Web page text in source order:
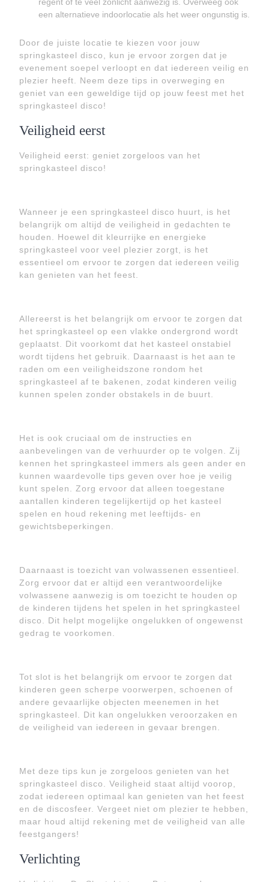
een alternatieve indoorlocatie als het weer ongunstig is.
Door de juiste locatie te kiezen voor jouw
springkasteel disco, kun je ervoor zorgen dat je
evenement soepel verloopt en dat iedereen veilig en
plezier heeft. Neem deze tips in overweging en
geniet van een geweldige tijd op jouw feest met het
springkasteel disco!
Veiligheid eerst
Veiligheid eerst: geniet zorgeloos van het
springkasteel disco!
Wanneer je een springkasteel disco huurt, is het
belangrijk om altijd de veiligheid in gedachten te
houden. Hoewel dit kleurrijke en energieke
springkasteel voor veel plezier zorgt, is het
essentieel om ervoor te zorgen dat iedereen veilig
kan genieten van het feest.
Allereerst is het belangrijk om ervoor te zorgen dat
het springkasteel op een vlakke ondergrond wordt
geplaatst. Dit voorkomt dat het kasteel onstabiel
wordt tijdens het gebruik. Daarnaast is het aan te
raden om een veiligheidszone rondom het
springkasteel af te bakenen, zodat kinderen veilig
kunnen spelen zonder obstakels in de buurt.
Het is ook cruciaal om de instructies en
aanbevelingen van de verhuurder op te volgen. Zij
kennen het springkasteel immers als geen ander en
kunnen waardevolle tips geven over hoe je veilig
kunt spelen. Zorg ervoor dat alleen toegestane
aantallen kinderen tegelijkertijd op het kasteel
spelen en houd rekening met leeftijds- en
gewichtsbeperkingen.
Daarnaast is toezicht van volwassenen essentieel.
Zorg ervoor dat er altijd een verantwoordelijke
volwassene aanwezig is om toezicht te houden op
de kinderen tijdens het spelen in het springkasteel
disco. Dit helpt mogelijke ongelukken of ongewenst
gedrag te voorkomen.
Tot slot is het belangrijk om ervoor te zorgen dat
kinderen geen scherpe voorwerpen, schoenen of
andere gevaarlijke objecten meenemen in het
springkasteel. Dit kan ongelukken veroorzaken en
de veiligheid van iedereen in gevaar brengen.
Met deze tips kun je zorgeloos genieten van het
springkasteel disco. Veiligheid staat altijd voorop,
zodat iedereen optimaal kan genieten van het feest
en de discosfeer. Vergeet niet om plezier te hebben,
maar houd altijd rekening met de veiligheid van alle
feestgangers!
Verlichting